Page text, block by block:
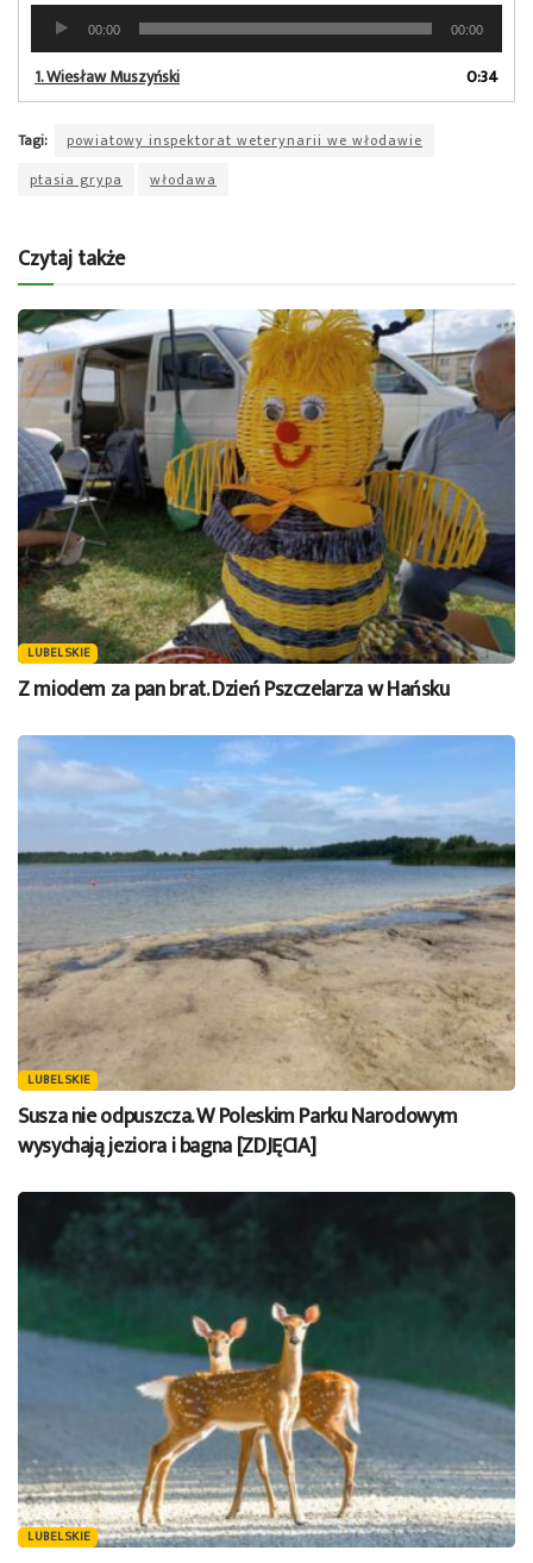
Odtwarzacz
plików
dźwiękowych
00:00 00:00
1.Wiesław Muszyński 0:34
Tagi:
powiatowy inspektorat weterynarii we włodawie
ptasia grypa
włodawa
Czytaj także
LUBELSKIE
Z miodem za pan brat. Dzień Pszczelarza w Hańsku
LUBELSKIE
Susza nie odpuszcza. W Poleskim Parku Narodowym
wysychają jeziora i bagna [ZDJĘCIA]
LUBELSKIE